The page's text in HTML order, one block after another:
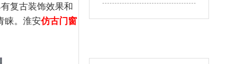
复古装饰效果和
睐。淮安仿古门窗